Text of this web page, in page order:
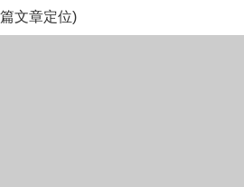
篇文章定位)